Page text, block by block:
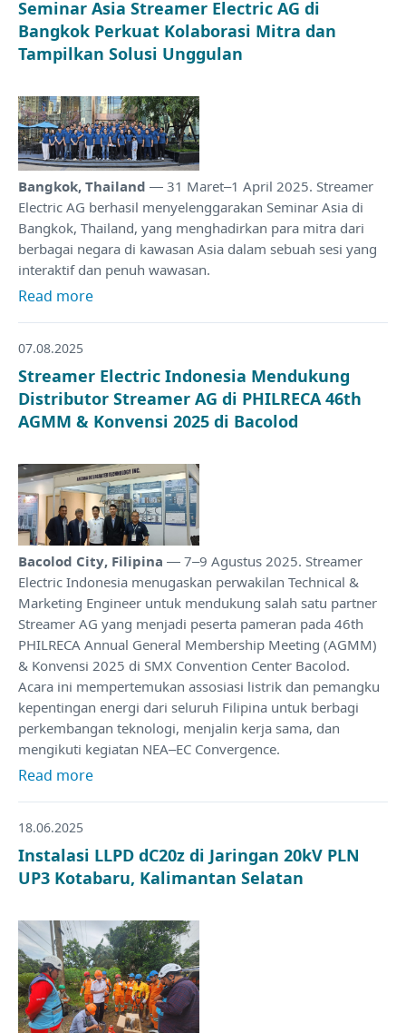
Seminar Asia Streamer Electric AG di
Bangkok Perkuat Kolaborasi Mitra dan
Tampilkan Solusi Unggulan
Bangkok, Thailand — 31 Maret–1 April 2025. Streamer
Electric AG berhasil menyelenggarakan Seminar Asia di
Bangkok, Thailand, yang menghadirkan para mitra dari
berbagai negara di kawasan Asia dalam sebuah sesi yang
interaktif dan penuh wawasan.
Read more
07.08.2025
Streamer Electric Indonesia Mendukung
Distributor Streamer AG di PHILRECA 46th
AGMM & Konvensi 2025 di Bacolod
Bacolod City, Filipina — 7–9 Agustus 2025. Streamer
Electric Indonesia menugaskan perwakilan Technical &
Marketing Engineer untuk mendukung salah satu partner
Streamer AG yang menjadi peserta pameran pada 46th
PHILRECA Annual General Membership Meeting (AGMM)
& Konvensi 2025 di SMX Convention Center Bacolod.
Acara ini mempertemukan assosiasi listrik dan pemangku
kepentingan energi dari seluruh Filipina untuk berbagi
perkembangan teknologi, menjalin kerja sama, dan
mengikuti kegiatan NEA–EC Convergence.
Read more
18.06.2025
Instalasi LLPD dC20z di Jaringan 20kV PLN
UP3 Kotabaru, Kalimantan Selatan